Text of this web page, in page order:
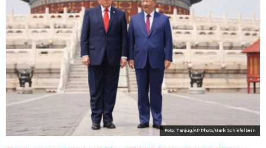
Foto: Tanjug/AP Photo/Mark Schiefelbein